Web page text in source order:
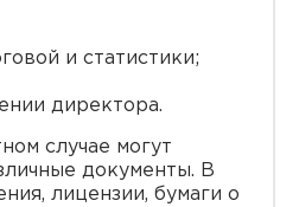
и статистики;
директора.
случае могут
документы. В
лицензии, бумаги о